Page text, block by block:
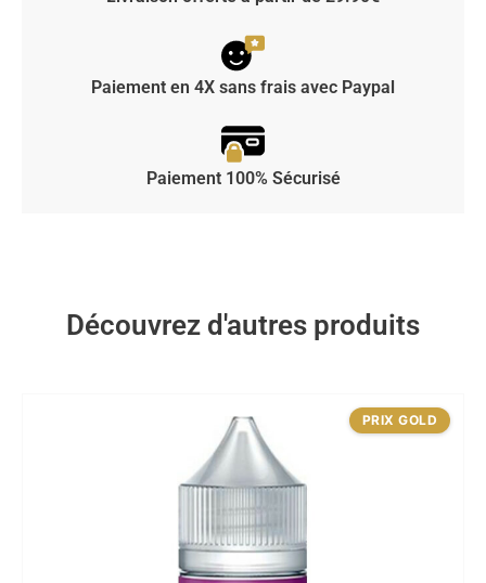
Paiement en 4X sans frais avec Paypal
Paiement 100% Sécurisé
Découvrez d'autres produits
PRIX GOLD